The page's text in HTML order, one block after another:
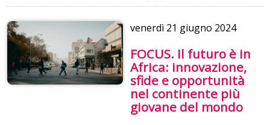
venerdì 21 giugno 2024
FOCUS. Il futuro è in
Africa: innovazione,
sfide e opportunità
nel continente più
giovane del mondo